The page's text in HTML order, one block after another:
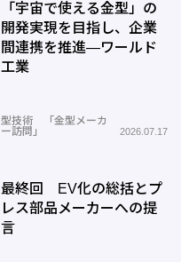
「宇宙で使える金型」の
開発実現を目指し、企業
間連携を推進―ワールド
工業
型技術 「金型メーカ
ー訪問」
2026.07.17
最終回 EV化の総括とプ
レス部品メーカーへの提
言